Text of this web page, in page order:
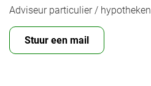
Adviseur particulier / hypotheken
Stuur een mail